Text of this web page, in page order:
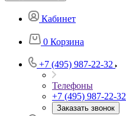
Кабинет
0 Корзина
+7 (495) 987-22-32
Телефоны
+7 (495) 987-22-32
Заказать звонок